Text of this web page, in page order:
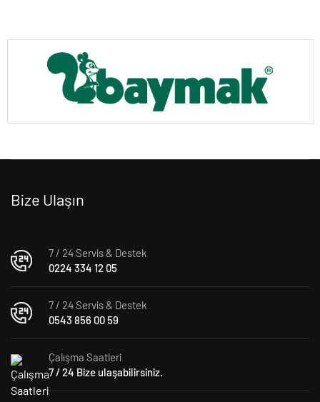
Bize Ulaşın
7 / 24 Servis & Destek
0224 334 12 05
7 / 24 Servis & Destek
0543 856 00 59
Çalışma Saatleri
7 / 24 Bize ulaşabilirsiniz.